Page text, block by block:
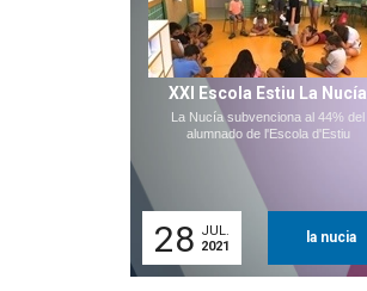
XXI Escola Estiu La Nucía
La Nucía subvenciona al 44% del
alumnado de l'Escola d'Estiu
28 JUL.
2021
la nucia